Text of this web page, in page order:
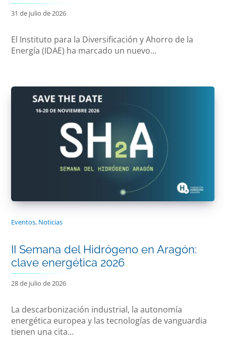
31 de julio de 2026
El Instituto para la Diversificación y Ahorro de la
Energía (IDAE) ha marcado un nuevo...
Eventos, Noticias
II Semana del Hidrógeno en Aragón:
clave energética 2026
28 de julio de 2026
La descarbonización industrial, la autonomía
energética europea y las tecnologías de vanguardia
tienen una cita...